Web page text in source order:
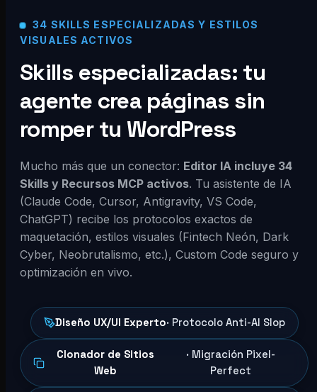
34 SKILLS ESPECIALIZADAS Y ESTILOS
VISUALES ACTIVOS
Skills especializadas: tu
agente crea páginas sin
romper tu WordPress
Mucho más que un conector: Editor IA incluye 34
Skills y Recursos MCP activos. Tu asistente de IA
(Claude Code, Cursor, Antigravity, VS Code,
ChatGPT) recibe los protocolos exactos de
maquetación, estilos visuales (Fintech Neón, Dark
Cyber, Neobrutalismo, etc.), Custom Code seguro y
optimización en vivo.
Diseño UX/UI Experto· Protocolo Anti-AI Slop
Clonador de Sitios
Web
· Migración Pixel-
Perfect